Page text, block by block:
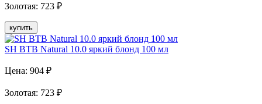
Золотая: 723 ₽
купить
SH BTB Natural 10.0 яркий блонд 100 мл
Цена: 904 ₽
Золотая: 723 ₽